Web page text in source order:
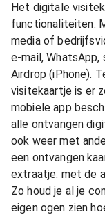
Het digitale
functionaliteiten.
media of
e-mail, WhatsApp,
Airdrop (iPhone).
visitekaartje is er
mobiele app
alle ontvangen
ook weer met
een ontvangen
extraatje: met de
Zo houd je al je
eigen ogen zien